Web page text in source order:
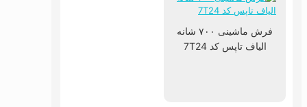
فرش ماشینی ۷۰۰ شانه
الیاف تاپس کد 7T24